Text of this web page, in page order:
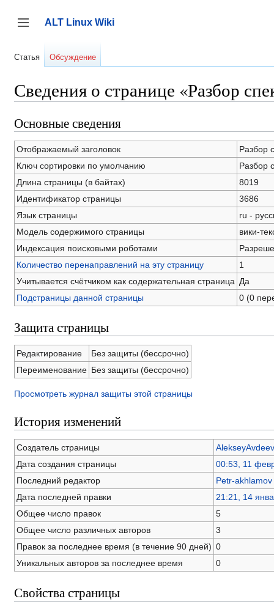
содержанию
Переключить боковую панель
ALT Linux Wiki
Статья Обсуждение
Сведения о странице «Разбор
Основные сведения
Отображаемый заголовок
Разбор
Ключ сортировки по умолчанию
Разбор
Длина страницы (в байтах)
8019
Идентификатор страницы
3686
Язык страницы
ru -
Модель содержимого страницы
вики-
Индексация поисковыми роботами
Количество перенаправлений на эту страницу
1
Учитывается счётчиком как содержательная страница Да
Подстраницы данной страницы
0 (0
Защита страницы
Редактирование
Без защиты (бессрочно)
Переименование Без защиты (бессрочно)
Просмотреть журнал защиты этой страницы
История изменений
Создатель страницы
AlekseyAvdeev
Дата создания страницы
00:53, 11
Последний редактор
Petr-akhlamov
Дата последней правки
21:21, 14
Общее число правок
5
Общее число различных авторов
3
Правок за последнее время (в течение 90 дней) 0
Уникальных авторов за последнее время
0
Свойства страницы